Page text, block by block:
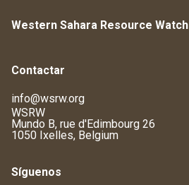
Western Sahara Resource Watch
Contactar
info@wsrw.org
WSRW
Mundo B, rue d'Edimbourg 26
1050 Ixelles, Belgium
Síguenos